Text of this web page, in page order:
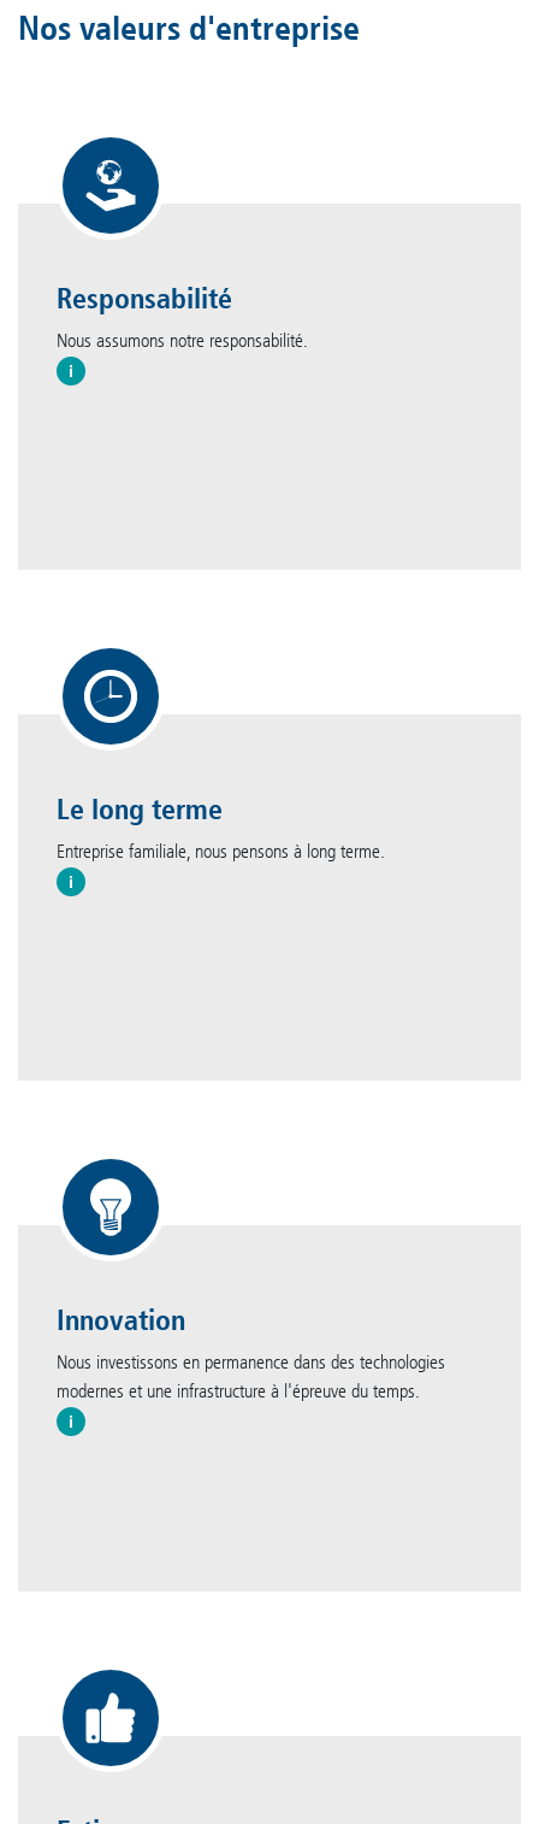
Nos valeurs d'entreprise
Responsabilité
Nous assumons notre responsabilité.
Le long terme
Entreprise familiale, nous pensons à long terme.
Innovation
Nous investissons en permanence dans des technologies
modernes et une infrastructure à l'épreuve du temps.